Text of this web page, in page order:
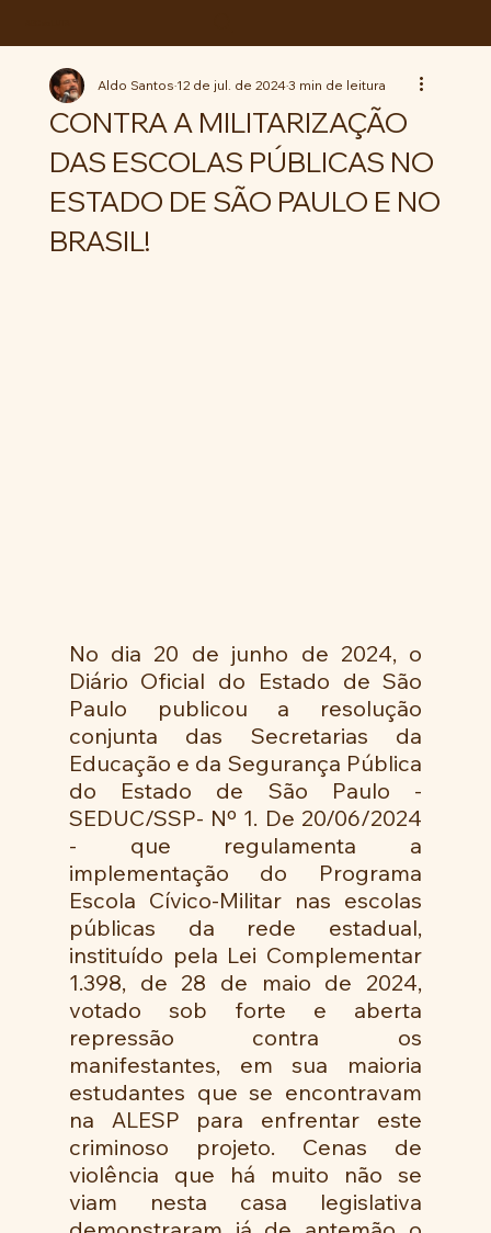
CONTRA A MILITARIZAÇÃO
DAS ESCOLAS PÚBLICAS NO
ESTADO DE SÃO PAULO E NO
BRASIL!
Aldo Santos12 de jul. de 20243 min de leitura
No dia 20 de junho de 2024, o
Diário Oficial do Estado de São
Paulo publicou a resolução
conjunta das Secretarias da
Educação e da Segurança Pública
do Estado de São Paulo -
SEDUC/SSP- Nº 1. De 20/06/2024
- que regulamenta a
implementação do Programa
Escola Cívico-Militar nas escolas
públicas da rede estadual,
instituído pela Lei Complementar
1.398, de 28 de maio de 2024,
votado sob forte e aberta
repressão contra os
manifestantes, em sua maioria
estudantes que se encontravam
na ALESP para enfrentar este
criminoso projeto. Cenas de
violência que há muito não se
viam nesta casa legislativa